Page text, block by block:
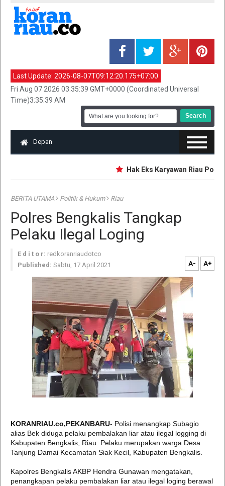
Last Update: 2026-08-07T09:12:20.175+07:00
Fri Aug 07 2026 03:35:39 GMT+0000 (Coordinated Universal
Time)3:35:39 AM
Depan
Hak Eks Karyawan Riau Pos
BERITA UTAMA Politik & Hukum Riau
Polres Bengkalis Tangkap
Pelaku Ilegal Loging
E d i t o r: redkoranriaudotco
Published: Sabtu, 17 April 2021 A- A+
KORANRIAU.co,PEKANBARU- Polisi menangkap Subagio
alias Bek diduga pelaku pembalakan liar atau ilegal logging di
Kabupaten Bengkalis, Riau. Pelaku merupakan warga Desa
Tanjung Damai Kecamatan Siak Kecil, Kabupaten Bengkalis.
Kapolres Bengkalis AKBP Hendra Gunawan mengatakan,
penangkapan pelaku pembalakan liar atau ilegal loging berawal